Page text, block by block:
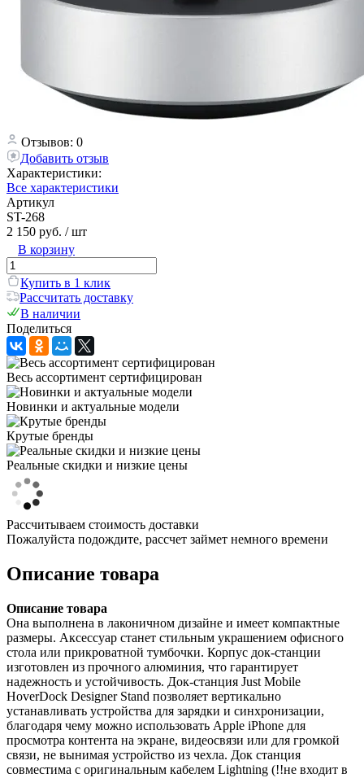
Отзывов: 0
Добавить отзыв
Характеристики:
Все характеристики
Артикул
ST-268
2 150 руб. / шт
В корзину
Купить в 1 клик
Рассчитать доставку
В наличии
Поделиться
Весь ассортимент сертифицирован
Новинки и актуальные модели
Крутые бренды
Реальные скидки и низкие цены
Рассчитываем стоимость доставки
Пожалуйста подождите, рассчет займет немного времени
Описание товара
Описание товара
Она выполнена в лаконичном дизайне и имеет компактные
размеры. Аксессуар станет стильным украшением офисного
стола или прикроватной тумбочки. Корпус док-станции
изготовлен из прочного алюминия, что гарантирует
надежность и устойчивость. Док-станция Just Mobile
HoverDock Designer Stand позволяет вертикально
устанавливать устройства для зарядки и синхронизации,
благодаря чему можно использовать Apple iPhone для
просмотра контента на экране, видеосвязи или для громкой
связи, не вынимая устройство из чехла. Док станция
совместима с оригинальным кабелем Lightning (!!не входит в